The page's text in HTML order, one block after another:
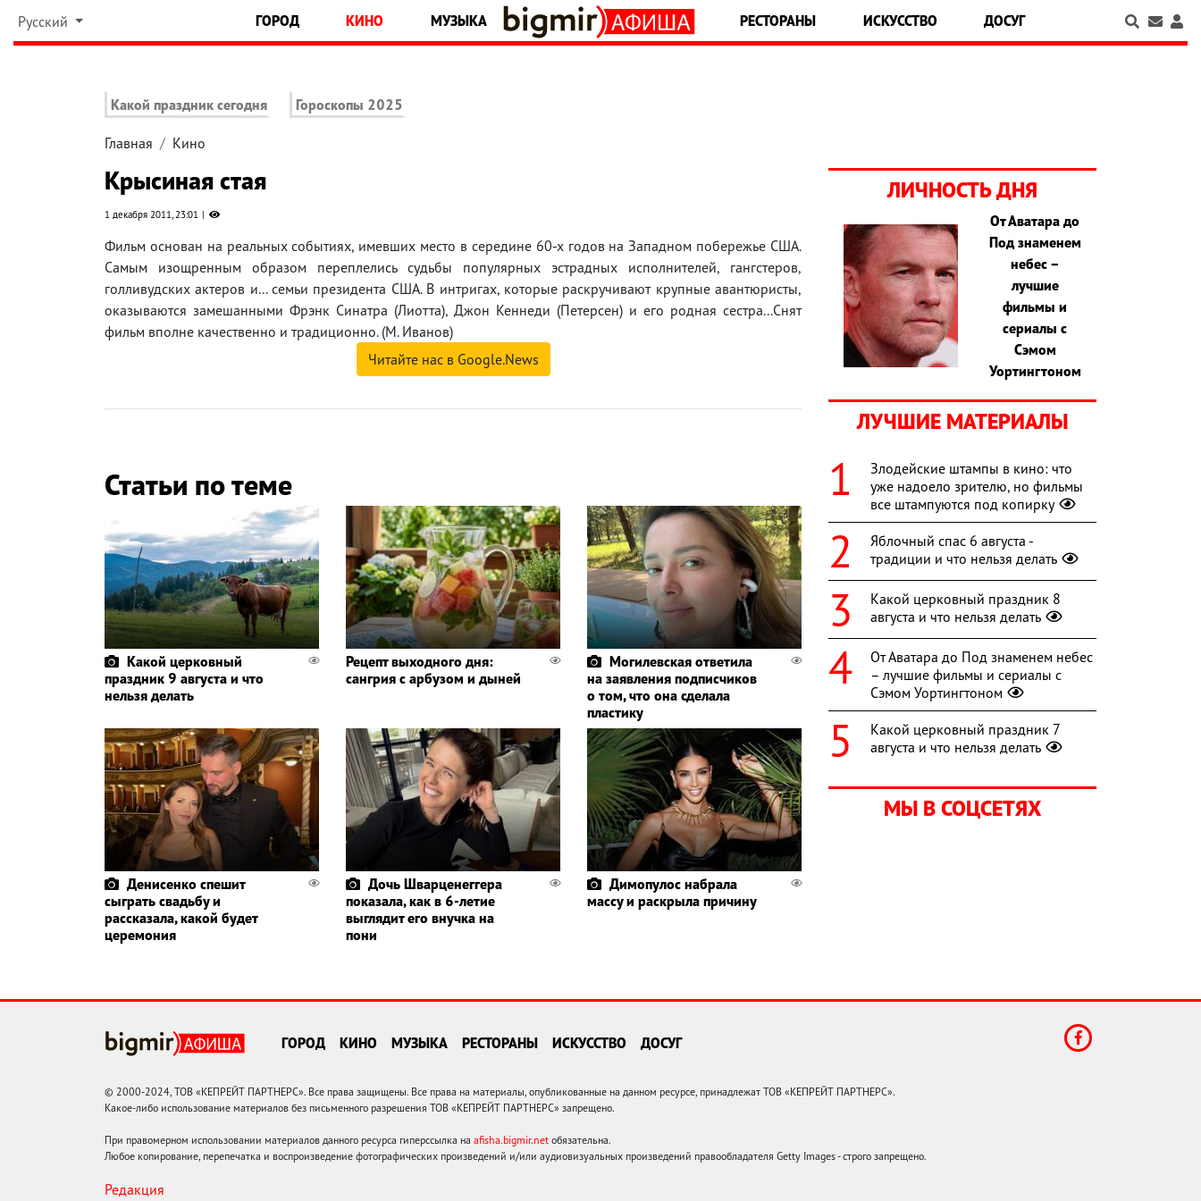
Русский ГОРОД КИНО МУЗЫКА РЕСТОРАНЫ ИСКУССТВО ДОСУГ
Какой праздник сегодня Гороскопы 2025
Главная Кино
Крысиная стая
1 декабря 2011, 23:01
Фильм основан на реальных событиях, имевших место в середине 60-х годов на Западном побережье США.
Самым изощренным образом переплелись судьбы популярных эстрадных исполнителей, гангстеров,
голливудских актеров и... семьи президента США. В интригах, которые раскручивают крупные авантюристы,
оказываются замешанными Фрэнк Синатра (Лиотта), Джон Кеннеди (Петерсен) и его родная сестра...Снят
фильм вполне качественно и традиционно. (М. Иванов)
Читайте нас в Google.News
Статьи по теме
Какой церковный
праздник 9 августа и что
нельзя делать
Рецепт выходного дня:
сангрия с арбузом и дыней
Могилевская ответила
на заявления подписчиков
о том, что она сделала
пластику
Денисенко спешит
сыграть свадьбу и
рассказала, какой будет
церемония
Дочь Шварценеггера
показала, как в 6-летие
выглядит его внучка на
пони
Димопулос набрала
массу и раскрыла причину
ЛИЧНОСТЬ ДНЯ
От Аватара до
Под знаменем
небес –
лучшие
фильмы и
сериалы с
Сэмом
Уортингтоном
ЛУЧШИЕ МАТЕРИАЛЫ
Злодейские штампы в кино: что
уже надоело зрителю, но фильмы
все штампуются под копирку
Яблочный спас 6 августа -
традиции и что нельзя делать
Какой церковный праздник 8
августа и что нельзя делать
От Аватара до Под знаменем небес
– лучшие фильмы и сериалы с
Сэмом Уортингтоном
Какой церковный праздник 7
августа и что нельзя делать
МЫ В СОЦСЕТЯХ
ГОРОД КИНО МУЗЫКА РЕСТОРАНЫ ИСКУССТВО ДОСУГ
© 2000-2024, ТОВ «КЕПРЕЙТ ПАРТНЕРС». Все права защищены. Все права на материалы, опубликованные на данном ресурсе, принадлежат ТОВ «КЕПРЕЙТ ПАРТНЕРС».
Какое-либо использование материалов без письменного разрешения ТОВ «КЕПРЕЙТ ПАРТНЕРС» запрещено.
При правомерном использовании материалов данного ресурса гиперссылка на afisha.bigmir.net обязательна.
Любое копирование, перепечатка и воспроизведение фотографических произведений и/или аудиовизуальных произведений правообладателя Getty Images - строго запрещено.
Редакция